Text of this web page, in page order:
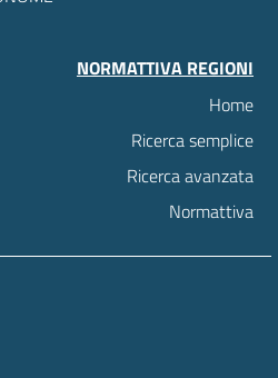
NORMATTIVA REGIONI
Home
Ricerca semplice
Ricerca avanzata
Normattiva